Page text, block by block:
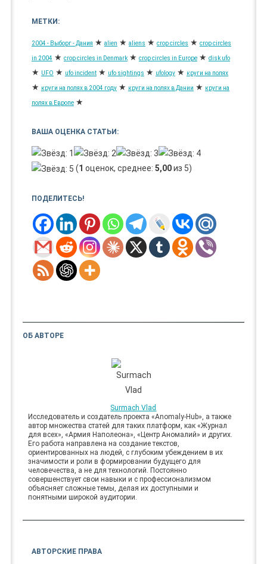
МЕТКИ:
2004 - Выборг - Дания ★ alien ★ aliens ★ crop circles ★ crop circles
in 2004 ★ crop circles in Denmark ★ crop circles in Europe ★ disk ufo
★ UFO ★ ufo incident ★ ufo sightings ★ ufology ★ круги на полях
★ круги на полях в 2004 году ★ круги на полях в Дании ★ круги на
полях в Европе ★
ВАША ОЦЕНКА СТАТЬИ:
(1 оценок, среднее: 5,00из 5)
ПОДЕЛИТЕСЬ!
ОБ АВТОРЕ
Surmach Vlad
Исследователь и создатель проекта «Anomaly-Hub», а также
автор множества статей для таких платформ, как «Журнал
для всех», «Армия Наполеона», «Центр Аномалий» и других.
Его работа направлена на создание текстов,
ориентированных на людей, с глубоким убеждением в их
значимости и роли в формировании будущего для
человечества, а не для технологий. Постоянно
совершенствует свои навыки и с профессионализмом
объясняет сложные темы, делая их доступными и
понятными широкой аудитории.
АВТОРСКИЕ ПРАВА